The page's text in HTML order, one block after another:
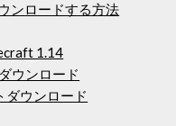
ンロードする方法
1.14
ウンロード
ダウンロード